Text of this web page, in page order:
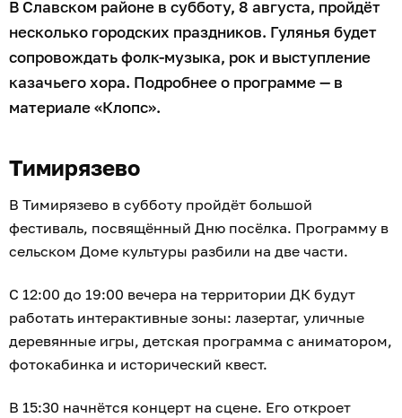
В Славском районе в субботу, 8 августа, пройдёт
несколько городских праздников. Гулянья будет
сопровождать фолк-музыка, рок и выступление
казачьего хора. Подробнее о программе — в
материале «Клопс».
Тимирязево
В Тимирязево в субботу пройдёт большой
фестиваль, посвящённый Дню посёлка. Программу в
сельском Доме культуры разбили на две части.
С 12:00 до 19:00 вечера на территории ДК будут
работать интерактивные зоны: лазертаг, уличные
деревянные игры, детская программа с аниматором,
фотокабинка и исторический квест.
В 15:30 начнётся концерт на сцене. Его откроет